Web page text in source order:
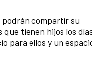
podrán compartir su
tienen hijos los días
para ellos y un